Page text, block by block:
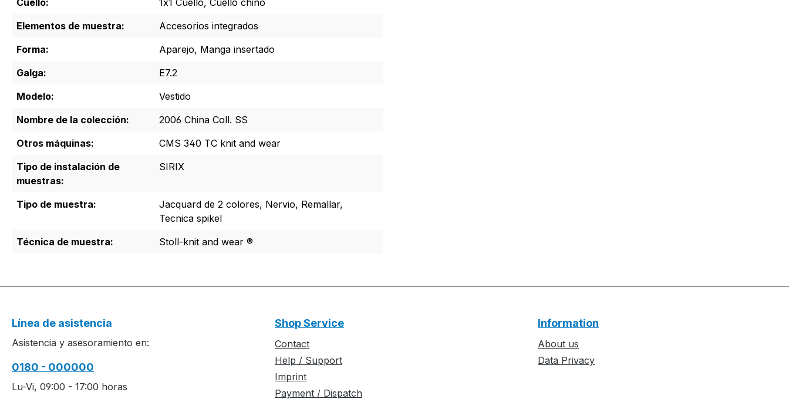
Cuello:
1x1 Cuello, Cuello chino
Elementos de muestra:
Accesorios integrados
Forma:
Aparejo, Manga insertado
Galga:
E7.2
Modelo:
Vestido
Nombre de la colección:
2006 China Coll. SS
Otros máquinas:
CMS 340 TC knit and wear
Tipo de instalación de
muestras:
SIRIX
Tipo de muestra:
Jacquard de 2 colores, Nervio, Remallar,
Tecnica spikel
Técnica de muestra:
Stoll-knit and wear ®
Línea de asistencia
Asistencia y asesoramiento en:
0180 - 000000
Lu-Vi, 09:00 - 17:00 horas
Shop Service
Contact
Help / Support
Imprint
Payment / Dispatch
Information
About us
Data Privacy